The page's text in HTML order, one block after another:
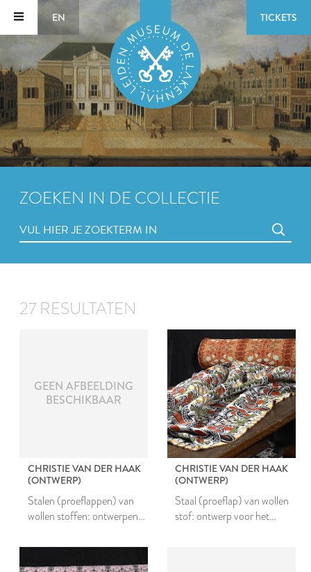
EN TICKETS
ZOEKEN IN DE COLLECTIE
27 RESULTATEN
GEEN AFBEELDING
BESCHIKBAAR
CHRISTIE VAN DER HAAK
(ONTWERP)
Stalen (proeflappen) van
wollen stoffen: ontwerpen
Leids Laken #1
CHRISTIE VAN DER HAAK
(ONTWERP)
Staal (proeflap) van wollen
stof: ontwerp voor het